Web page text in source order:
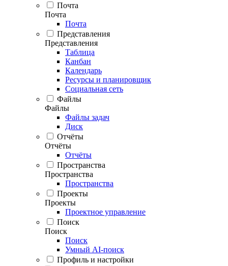
Почта
Почта
Почта
Представления
Представления
Таблица
Канбан
Календарь
Ресурсы и планировщик
Социальная сеть
Файлы
Файлы
Файлы задач
Диск
Отчёты
Отчёты
Отчёты
Пространства
Пространства
Пространства
Проекты
Проекты
Проектное управление
Поиск
Поиск
Поиск
Умный AI-поиск
Профиль и настройки